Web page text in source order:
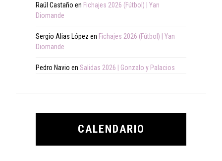
Raúl Castaño en Fichajes 2026 (Fútbol) | Yan
Diomande
Sergio Alias López en Fichajes 2026 (Fútbol) | Yan
Diomande
Pedro Navio en Salidas 2026 | Gonzalo y Palacios
CALENDARIO